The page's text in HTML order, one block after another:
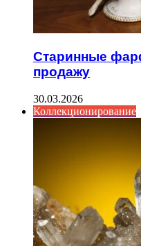
Старинные
продажу
30.03.2026
Коллекционирование